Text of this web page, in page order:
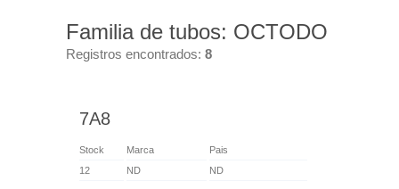
Familia de tubos: OCTODO
Registros encontrados: 8
7A8
Stock Marca
Pais
12
ND ND